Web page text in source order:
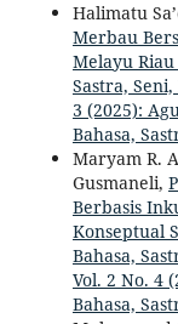
Halimatu
Merbau
Melayu Riau
Sastra,
3 (2025):
Bahasa,
Maryam R.
Gusmaneli,
Berbasis
Konseptual
Bahasa,
Vol. 2 No. 4
Bahasa,